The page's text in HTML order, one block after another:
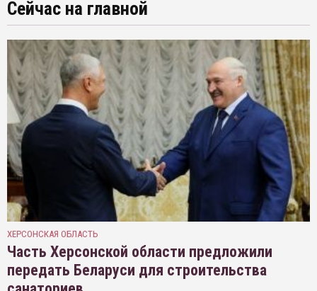
Сейчас на главной
ХЕРСОНСКАЯ ОБЛАСТЬ
Часть Херсонской области предложили
передать Беларуси для строительства